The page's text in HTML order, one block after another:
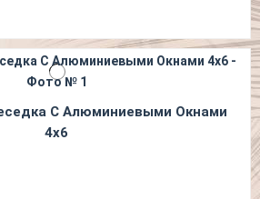
С Алюминиевыми Окнами
4х6